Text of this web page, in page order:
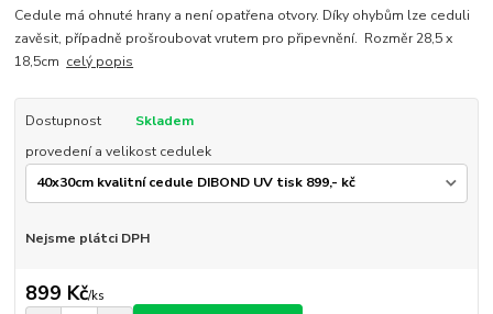
Cedule má ohnuté hrany a není opatřena otvory. Díky ohybům lze ceduli
zavěsit, případně prošroubovat vrutem pro připevnění. Rozměr 28,5 x
18,5cm celý popis
Dostupnost
Skladem
provedení a velikost cedulek
Nejsme plátci DPH
899 Kč/ks